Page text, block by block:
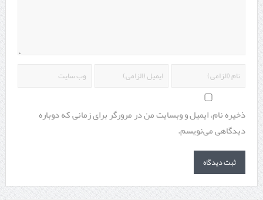
ذخیره نام، ایمیل و وبسایت من در مرورگر برای زمانی که دوباره
دیدگاهی می‌نویسم.